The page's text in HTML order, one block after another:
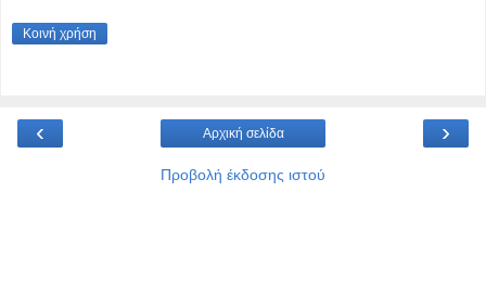
Κοινή χρήση
‹ ›
Αρχική σελίδα
Προβολή έκδοσης ιστού